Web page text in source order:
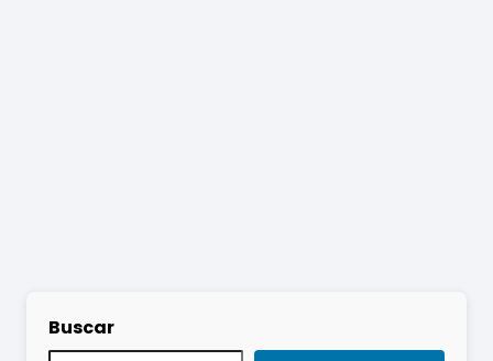
Buscar